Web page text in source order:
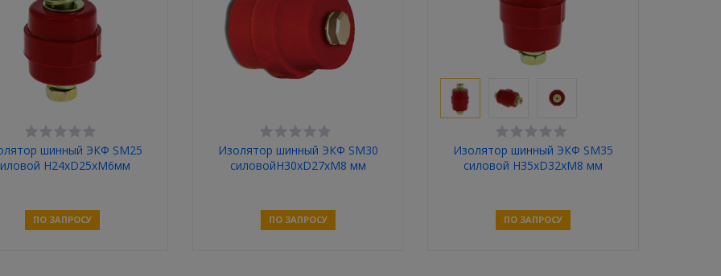
шинный ЭКФ SM25
Н24хD25хМ6мм
ПО ЗАПРОСУ
Изолятор шинный ЭКФ SM30
силовойH30хD27хM8 мм
ПО ЗАПРОСУ
Изолятор шинный ЭКФ SM35
силовой H35хD32хM8 мм
ПО ЗАПРОСУ